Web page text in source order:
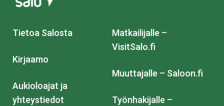
Tietoa Salosta
Kirjaamo
Aukioloajat ja
yhteystiedot
Matkailijalle –
VisitSalo.fi
Muuttajalle – Saloon.fi
Työnhakijalle –